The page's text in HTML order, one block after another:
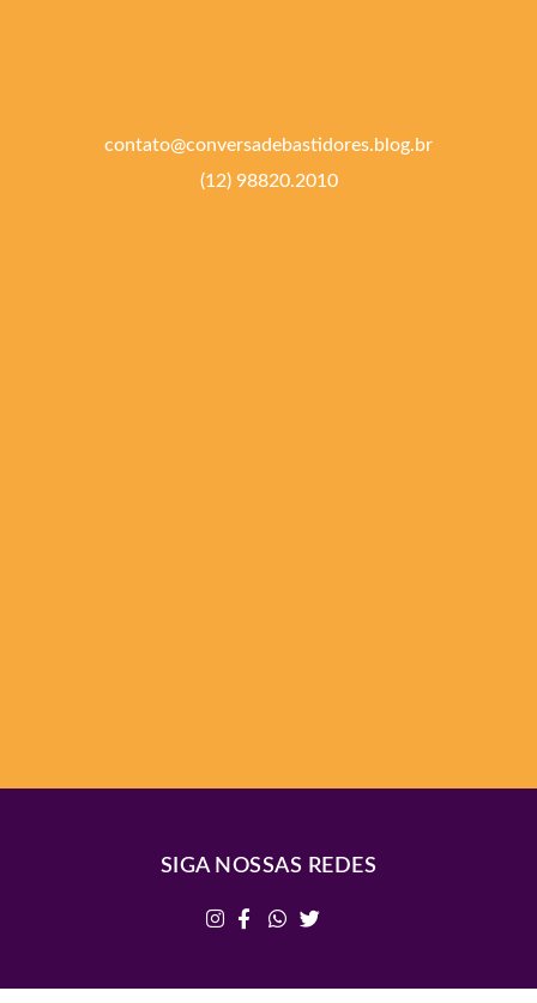
contato@conversadebastidores.blog.br
(12) 98820.2010
SIGA NOSSAS REDES